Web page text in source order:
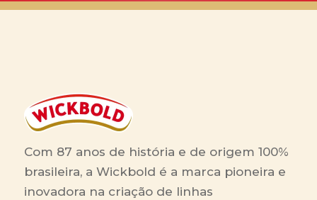
Com 87 anos de história e de origem 100%
brasileira, a Wickbold é a marca pioneira e
inovadora na criação de linhas